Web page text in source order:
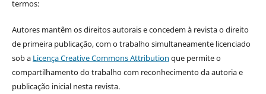
termos:
Autores mantêm os direitos autorais e concedem à revista o direito
de primeira publicação, com o trabalho simultaneamente licenciado
sob a Licença Creative Commons Attribution que permite o
compartilhamento do trabalho com reconhecimento da autoria e
publicação inicial nesta revista.